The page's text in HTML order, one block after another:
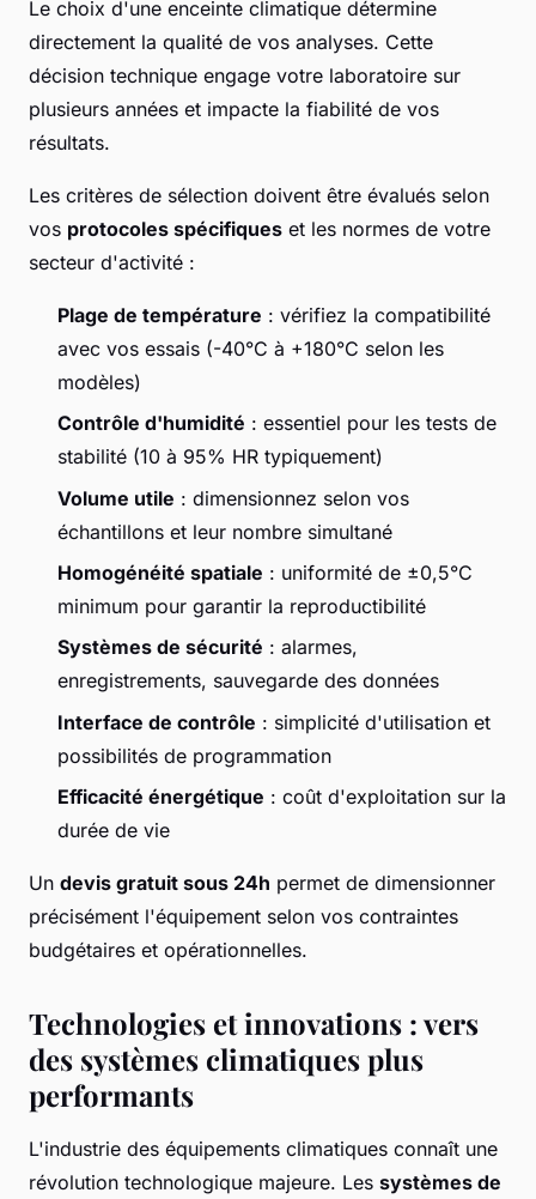
Le choix d'une enceinte climatique détermine
directement la qualité de vos analyses. Cette
décision technique engage votre laboratoire sur
plusieurs années et impacte la fiabilité de vos
résultats.
Les critères de sélection doivent être évalués selon
vos protocoles spécifiques et les normes de votre
secteur d'activité :
Plage de température : vérifiez la compatibilité
avec vos essais (-40°C à +180°C selon les
modèles)
Contrôle d'humidité : essentiel pour les tests de
stabilité (10 à 95% HR typiquement)
Volume utile : dimensionnez selon vos
échantillons et leur nombre simultané
Homogénéité spatiale : uniformité de ±0,5°C
minimum pour garantir la reproductibilité
Systèmes de sécurité : alarmes,
enregistrements, sauvegarde des données
Interface de contrôle : simplicité d'utilisation et
possibilités de programmation
Efficacité énergétique : coût d'exploitation sur la
durée de vie
Un devis gratuit sous 24h permet de dimensionner
précisément l'équipement selon vos contraintes
budgétaires et opérationnelles.
Technologies et innovations : vers
des systèmes climatiques plus
performants
L'industrie des équipements climatiques connaît une
révolution technologique majeure. Les systèmes de